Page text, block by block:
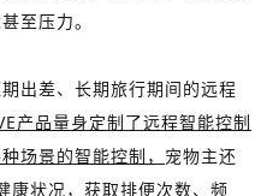
至压力。
出差、长期旅行期间的远程
产品量身定制了远程智能控制
场景的智能控制， 宠物主还
康状况，获取排便次数、频